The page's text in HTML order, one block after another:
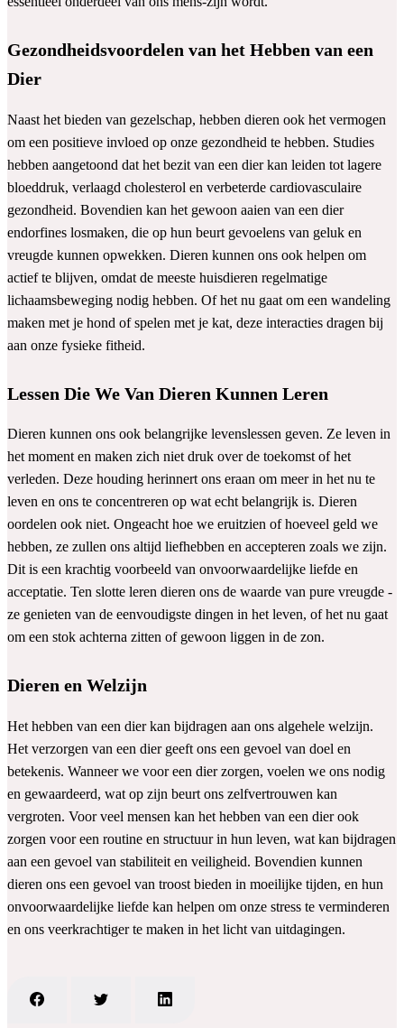
Gezondheidsvoordelen van het Hebben van een
Dier
Naast het bieden van gezelschap, hebben dieren ook het vermogen
om een positieve invloed op onze gezondheid te hebben. Studies
hebben aangetoond dat het bezit van een dier kan leiden tot lagere
bloeddruk, verlaagd cholesterol en verbeterde cardiovasculaire
gezondheid. Bovendien kan het gewoon aaien van een dier
endorfines losmaken, die op hun beurt gevoelens van geluk en
vreugde kunnen opwekken. Dieren kunnen ons ook helpen om
actief te blijven, omdat de meeste huisdieren regelmatige
lichaamsbeweging nodig hebben. Of het nu gaat om een wandeling
maken met je hond of spelen met je kat, deze interacties dragen bij
aan onze fysieke fitheid.
Lessen Die We Van Dieren Kunnen Leren
Dieren kunnen ons ook belangrijke levenslessen geven. Ze leven in
het moment en maken zich niet druk over de toekomst of het
verleden. Deze houding herinnert ons eraan om meer in het nu te
leven en ons te concentreren op wat echt belangrijk is. Dieren
oordelen ook niet. Ongeacht hoe we eruitzien of hoeveel geld we
hebben, ze zullen ons altijd liefhebben en accepteren zoals we zijn.
Dit is een krachtig voorbeeld van onvoorwaardelijke liefde en
acceptatie. Ten slotte leren dieren ons de waarde van pure vreugde -
ze genieten van de eenvoudigste dingen in het leven, of het nu gaat
om een stok achterna zitten of gewoon liggen in de zon.
Dieren en Welzijn
Het hebben van een dier kan bijdragen aan ons algehele welzijn.
Het verzorgen van een dier geeft ons een gevoel van doel en
betekenis. Wanneer we voor een dier zorgen, voelen we ons nodig
en gewaardeerd, wat op zijn beurt ons zelfvertrouwen kan
vergroten. Voor veel mensen kan het hebben van een dier ook
zorgen voor een routine en structuur in hun leven, wat kan bijdragen
aan een gevoel van stabiliteit en veiligheid. Bovendien kunnen
dieren ons een gevoel van troost bieden in moeilijke tijden, en hun
onvoorwaardelijke liefde kan helpen om onze stress te verminderen
en ons veerkrachtiger te maken in het licht van uitdagingen.